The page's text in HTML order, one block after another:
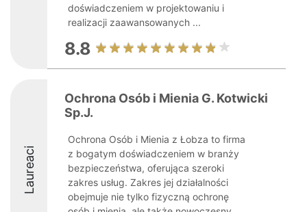
doświadczeniem w projektowaniu i
realizacji zaawansowanych ...
8.8
Laureaci
Ochrona Osób i Mienia G. Kotwicki
Sp.J.
Ochrona Osób i Mienia z Łobza to firma
z bogatym doświadczeniem w branży
bezpieczeństwa, oferująca szeroki
zakres usług. Zakres jej działalności
obejmuje nie tylko fizyczną ochronę